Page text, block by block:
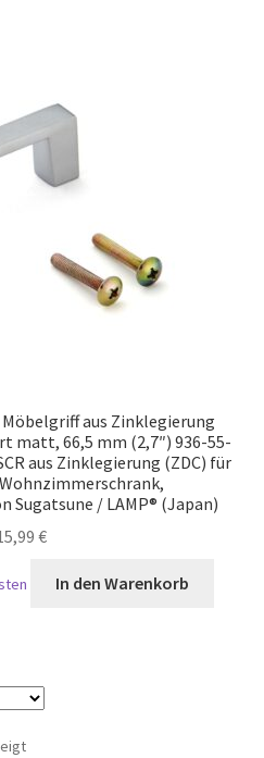
aus Zinklegierung
matt, 66,5 mm (2,7″) 936-55-
aus Zinklegierung (ZDC) für
Sugatsune / LAMP® (Japan)
€
In den Warenkorb